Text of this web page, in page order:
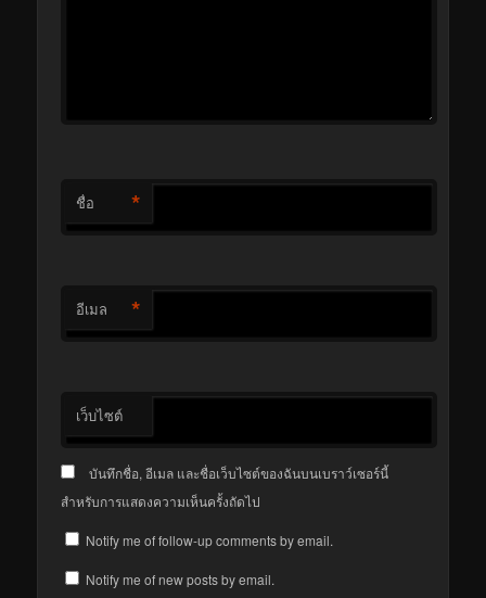
ชื่อ *
อีเมล *
เว็บไซต์
บันทึกชื่อ, อีเมล และชื่อเว็บไซต์ของฉันบนเบราว์เซอร์นี้
สำหรับการแสดงความเห็นครั้งถัดไป
Notify me of follow-up comments by email.
Notify me of new posts by email.